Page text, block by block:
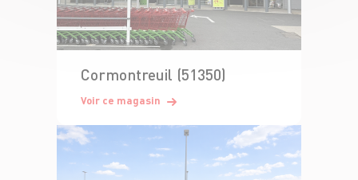
Cormontreuil (51350)
Voir ce magasin